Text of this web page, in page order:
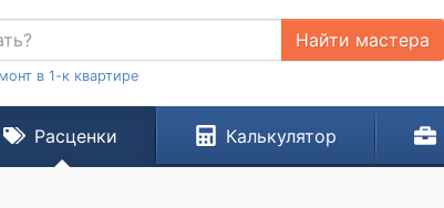
Найти мастера
в 1-к квартире
Расценки Калькулятор